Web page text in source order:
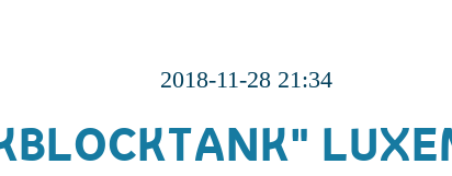
2018-11-28 21:34